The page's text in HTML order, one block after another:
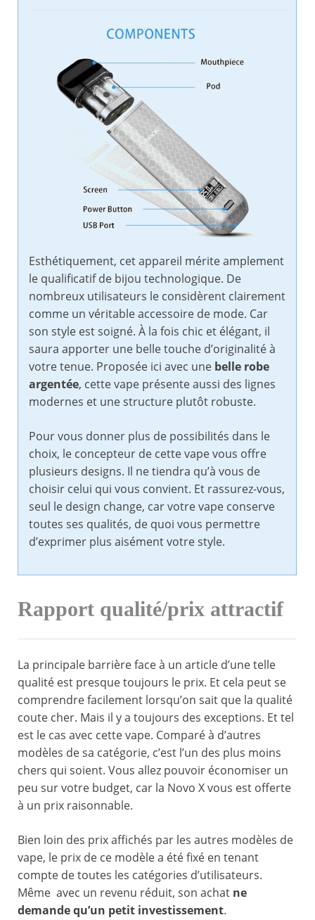
Esthétiquement, cet appareil mérite amplement
le qualificatif de bijou technologique. De
nombreux utilisateurs le considèrent clairement
comme un véritable accessoire de mode. Car
son style est soigné. À la fois chic et élégant, il
saura apporter une belle touche d’originalité à
votre tenue. Proposée ici avec une belle robe
argentée, cette vape présente aussi des lignes
modernes et une structure plutôt robuste.
Pour vous donner plus de possibilités dans le
choix, le concepteur de cette vape vous offre
plusieurs designs. Il ne tiendra qu’à vous de
choisir celui qui vous convient. Et rassurez-vous,
seul le design change, car votre vape conserve
toutes ses qualités, de quoi vous permettre
d’exprimer plus aisément votre style.
Rapport qualité/prix attractif
La principale barrière face à un article d’une telle
qualité est presque toujours le prix. Et cela peut se
comprendre facilement lorsqu’on sait que la qualité
coute cher. Mais il y a toujours des exceptions. Et tel
est le cas avec cette vape. Comparé à d’autres
modèles de sa catégorie, c’est l’un des plus moins
chers qui soient. Vous allez pouvoir économiser un
peu sur votre budget, car la Novo X vous est offerte
à un prix raisonnable.
Bien loin des prix affichés par les autres modèles de
vape, le prix de ce modèle a été fixé en tenant
compte de toutes les catégories d’utilisateurs.
Même avec un revenu réduit, son achat ne
demande qu’un petit investissement.